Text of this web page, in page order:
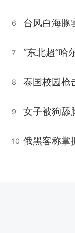
6 台风白海豚
7 “东北超”哈
8
9
10